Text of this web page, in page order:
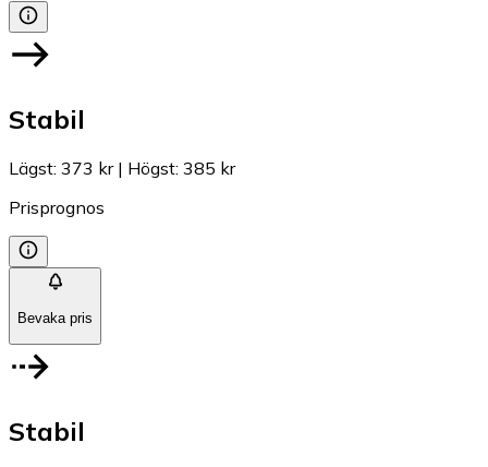
Stabil
Lägst: 373 kr| Högst: 385 kr
Prisprognos
Bevaka pris
Stabil